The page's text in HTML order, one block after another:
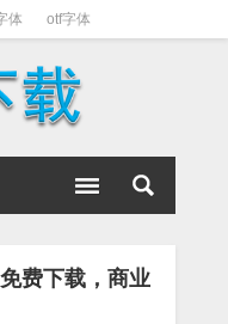
体 otf字体
费下载，商业